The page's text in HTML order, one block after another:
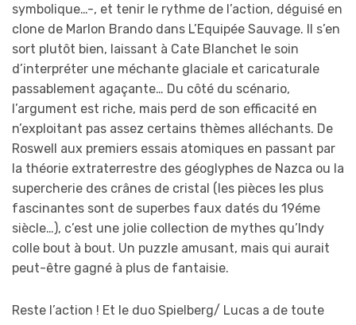
symbolique…-, et tenir le rythme de l’action, déguisé en
clone de Marlon Brando dans L’Equipée Sauvage. Il s’en
sort plutôt bien, laissant à Cate Blanchet le soin
d’interpréter une méchante glaciale et caricaturale
passablement agaçante… Du côté du scénario,
l’argument est riche, mais perd de son efficacité en
n’exploitant pas assez certains thèmes alléchants. De
Roswell aux premiers essais atomiques en passant par
la théorie extraterrestre des géoglyphes de Nazca ou la
supercherie des crânes de cristal (les pièces les plus
fascinantes sont de superbes faux datés du 19éme
siècle…), c’est une jolie collection de mythes qu’Indy
colle bout à bout. Un puzzle amusant, mais qui aurait
peut-être gagné à plus de fantaisie.
Reste l’action ! Et le duo Spielberg/ Lucas a de toute